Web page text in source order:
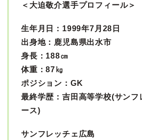
＜大迫敬介選手プロフィール＞
生年月日：1999年7月28日
出身地：鹿児島県出水市
身長：188㎝
体重：87㎏
ポジション：GK
最終学歴：吉田高等学校(サンフ
ース)
サンフレッチェ広島